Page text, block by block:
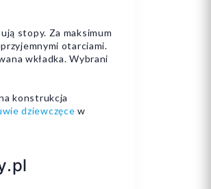
stopy. Za maksimum
otarciami.
wkładka. Wybrani
konstrukcja
dziewczęce w